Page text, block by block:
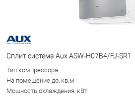
Сплит система Aux ASW-H07B4/FJ-SR1
Тип компрессора
На помещение до, кв.м
Мощность охлаждения, кВт: